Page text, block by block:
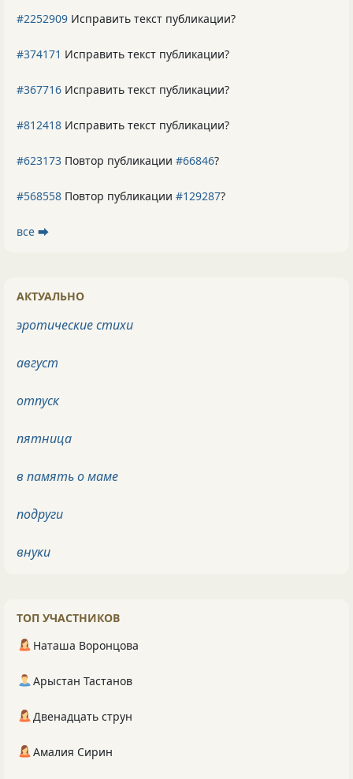
#2252909 Исправить текст публикации?
#374171 Исправить текст публикации?
#367716 Исправить текст публикации?
#812418 Исправить текст публикации?
#623173 Повтор публикации #66846?
#568558 Повтор публикации #129287?
все ⮕
АКТУАЛЬНО
эротические стихи
август
отпуск
пятница
в память о маме
подруги
внуки
ТОП УЧАСТНИКОВ
Наташа Воронцова
Арыстан Тастанов
Двенадцать струн
Амалия Сирин